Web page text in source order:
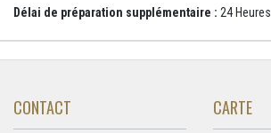
Délai de préparation supplémentaire : 24 Heures
CONTACT CARTE